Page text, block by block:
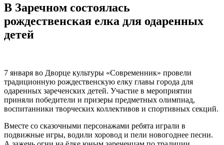
В Заречном состоялась
рождественская елка для одаренных
детей
7 января во Дворце культуры «Современник» провели
традиционную рождественскую елку главы города для
одаренных зареченских детей. Участие в мероприятии
приняли победители и призеры предметных олимпиад,
воспитанники творческих коллективов и спортивных секций.
Вместе со сказочными персонажами ребята играли в
подвижные игры, водили хоровод и пели новогоднее песни.